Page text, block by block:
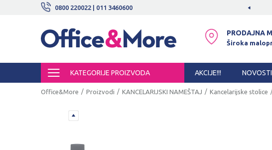
0800 220022 | 011 3460600
ISPORUKE! SIGURNO PLAĆANJE PLATNIM KARTICAMA!
PRODAJNA
Široka
KATEGORIJE PROIZVODA AKCIJE!!! NOVOSTI
Office&More Proizvodi KANCELARIJSKI NAMEŠTAJ Kancelarijske stolice